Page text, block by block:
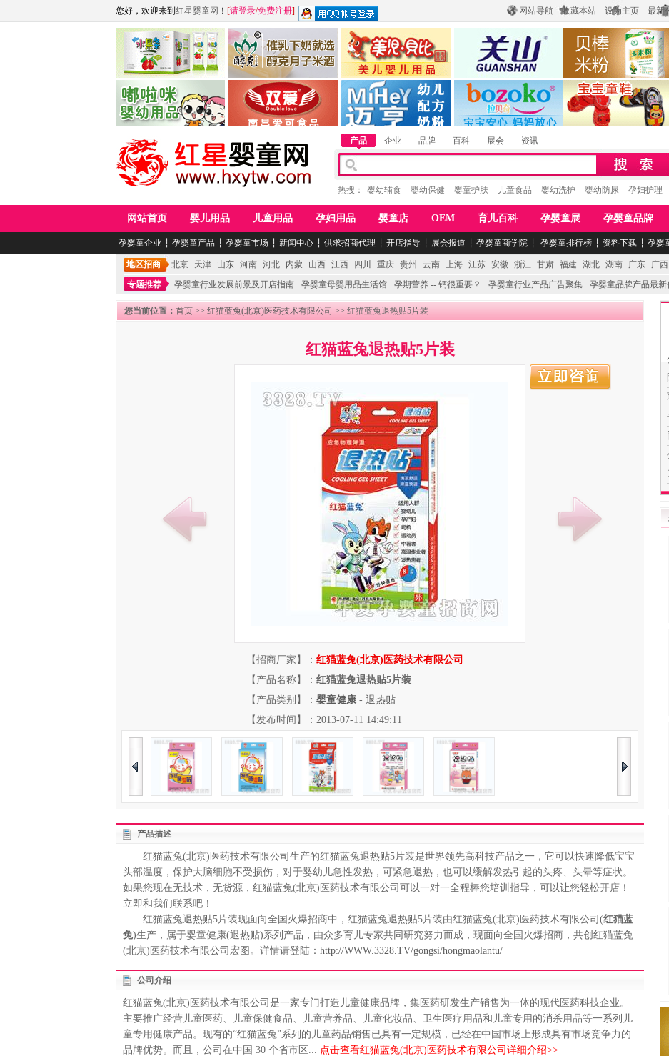
网站导航 收藏本站 设为主页 最新
您好，欢迎来到 红星婴童网 ！ [请登录/免费注册]
江西麦嘟嘟食品有限公司
青岛嘟啦咪婴幼儿用品公司
江西醇之客月子米酒 惠州市美儿婴儿用品公司
湖南迈亨母婴用品有限公司
陕西关山乳业有限公司
香港欧嘻高婴童用品公司
江西贝棒儿童食品
产品 企业 品牌 百科 展会 资讯
热搜： 婴幼辅食 婴幼保健 婴童护肤 儿童食品 婴幼洗护 婴幼防尿 孕妇护理
网站首页 婴儿用品 儿童用品 孕妇用品 婴童店 OEM 育儿百科 孕婴童展 孕婴童品牌
孕婴童企业 ┆ 孕婴童产品 ┆ 孕婴童市场 ┆ 新闻中心 ┆ 供求招商代理 ┆ 开店指导 ┆ 展会报道 ┆ 孕婴童商学院 ┆ 孕婴童排行榜 ┆ 资料下载 ┆ 孕婴
地区招商 北京 天津 山东 河南 河北 内蒙 山西 江西 四川 重庆 贵州 云南 上海 江苏 安徽 浙江 甘肃 福建 湖北 湖南 广东 广西
专题推荐
孕婴童行业发展前景及开店指南 孕婴童母婴用品生活馆 孕期营养 -- 钙很重要？ 孕婴童行业产品广告聚集 孕婴童品牌产品最新
您当前位置： 首页 >> 红猫蓝兔(北京)医药技术有限公司 >> 红猫蓝兔退热贴5片装
红猫蓝兔退热贴5片装
【招商厂家】： 红猫蓝兔(北京)医药技术有限公司
【产品名称】： 红猫蓝兔退热贴5片装
【产品类别】： 婴童健康 - 退热贴
【发布时间】：2013-07-11 14:49:11
产品描述
红猫蓝兔(北京)医药技术有限公司生产的红猫蓝兔退热贴5片装是世界领先高科技产品之一，它可以快速降低宝宝
头部温度，保护大脑细胞不受损伤，对于婴幼儿急性发热，可紧急退热，也可以缓解发热引起的头疼、头晕等症状。
如果您现在无技术，无货源，红猫蓝兔(北京)医药技术有限公司可以一对一全程棒您培训指导，可以让您轻松开店！
立即和我们联系吧！
红猫蓝兔退热贴5片装现面向全国火爆招商中，红猫蓝兔退热贴5片装由红猫蓝兔(北京)医药技术有限公司(红猫蓝
兔)生产，属于婴童健康(退热贴)系列产品，由众多育儿专家共同研究努力而成，现面向全国火爆招商，共创红猫蓝兔
(北京)医药技术有限公司宏图。详情请登陆： http://WWW.3328.TV/gongsi/hongmaolantu/
公司介绍
红猫蓝兔(北京)医药技术有限公司是一家专门打造儿童健康品牌，集医药研发生产销售为一体的现代医药科技企业。
主要推广经营儿童医药、儿童保健食品、儿童营养品、儿童化妆品、卫生医疗用品和儿童专用的消杀用品等一系列儿
童专用健康产品。现有的“红猫蓝兔”系列的儿童药品销售已具有一定规模，已经在中国市场上形成具有市场竞争力的
品牌优势。而且，公司在中国 30 个省市区... 点击查看红猫蓝兔(北京)医药技术有限公司详细介绍>>